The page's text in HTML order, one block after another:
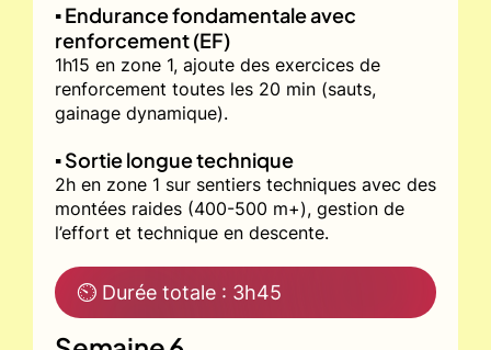
▪️ Endurance fondamentale avec
renforcement (EF)
1h15 en zone 1, ajoute des exercices de
renforcement toutes les 20 min (sauts,
gainage dynamique).
▪️ Sortie longue technique
2h en zone 1 sur sentiers techniques avec des
montées raides (400-500 m+), gestion de
l’effort et technique en descente.
⏲ Durée totale : 3h45